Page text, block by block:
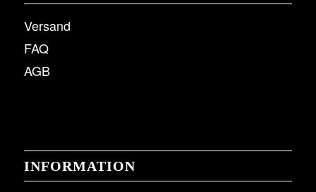
Versand
FAQ
AGB
INFORMATION